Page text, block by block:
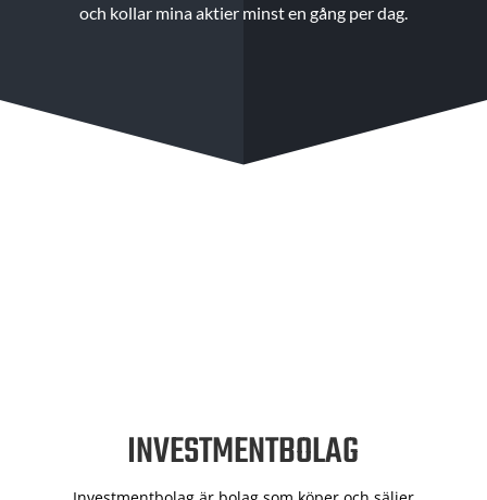
och kollar mina aktier minst en gång per dag.
INVESTMENTBOLAG